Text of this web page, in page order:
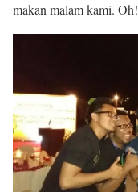
makan malam kami. Oh!